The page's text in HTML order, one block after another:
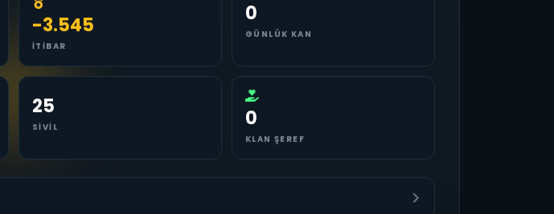
-3.545
İTIBAR
0
GÜNLÜK KAN
25
SIVIL 0
KLAN ŞEREF